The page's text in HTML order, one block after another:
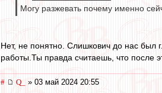
Могу разжевать почему именно
Нет, не понятно. Слишкович до нас был
работы.Ты правда считаешь, что после
# Q_ » 03 май 2024 20:55